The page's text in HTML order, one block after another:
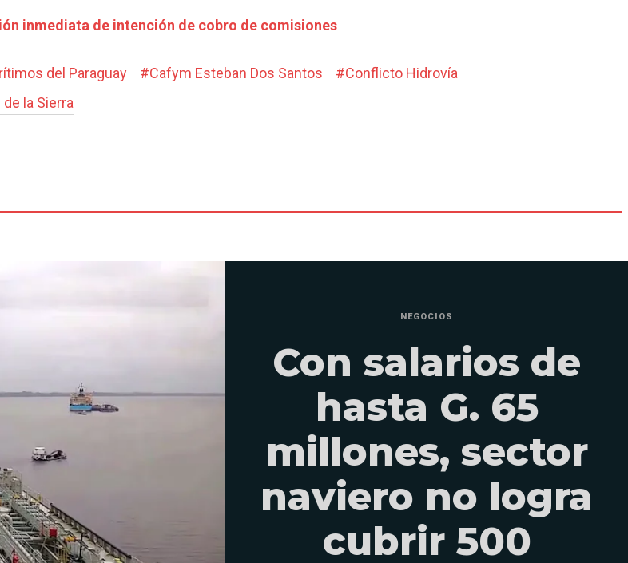
inmediata de intención de cobro de comisiones
del Paraguay #Cafym Esteban Dos Santos #Conflicto Hidrovía
la Sierra
NEGOCIOS
Con salarios de
hasta G. 65
millones, sector
naviero no logra
cubrir 500